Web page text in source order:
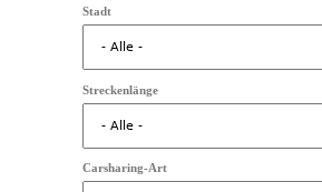
Stadt
Streckenlänge
Carsharing-Art